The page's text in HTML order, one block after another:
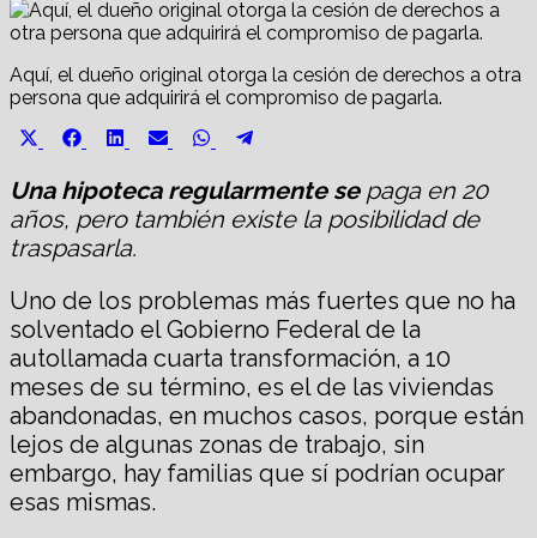
Aquí, el dueño original otorga la cesión de derechos a otra
persona que adquirirá el compromiso de pagarla.
Share
Share
Facebook
Share
LinkedIn
Share
Email
Share
WhatsApp
Una hipoteca regularmente se paga en 20
años, pero también existe la posibilidad de
traspasarla.
Uno de los problemas más fuertes que no ha
solventado el Gobierno Federal de la
autollamada cuarta transformación, a 10
meses de su término, es el de las viviendas
abandonadas, en muchos casos, porque están
lejos de algunas zonas de trabajo, sin
embargo, hay familias que sí podrían ocupar
esas mismas.